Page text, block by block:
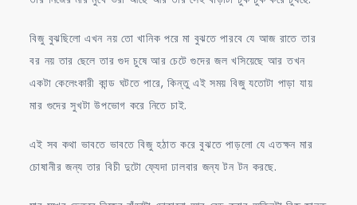
বিজু বুঝছিলো এখন নয় তো খানিক পরে মা বুঝতে পারবে যে আজ রাতে তার
বর নয় তার ছেলে তার গুদ চুষে আর চেটে গুদের জল খসিয়েছে আর তখন
একটা কেলেংকারী কান্ড ঘটতে পারে, কিন্তু এই সময় বিজু যতোটা পাড়া যায়
মার গুদের সুখটা উপভোগ করে নিতে চাই.
এই সব কথা ভাবতে ভাবতে বিজু হঠাত করে বুঝতে পাড়লো যে এতক্ষন মার
চোষানীর জন্য তার বিচী দুটো ফ্যেদা ঢালবার জন্য টন টন করছে.